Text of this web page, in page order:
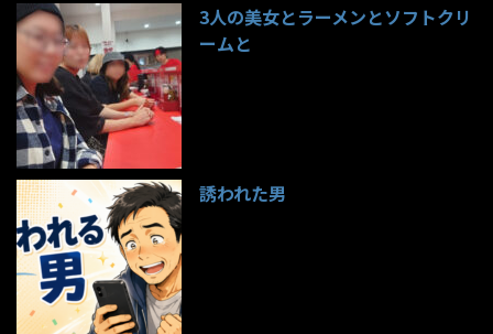
3人の美女とラーメンとソフトクリ
ームと
誘われた男